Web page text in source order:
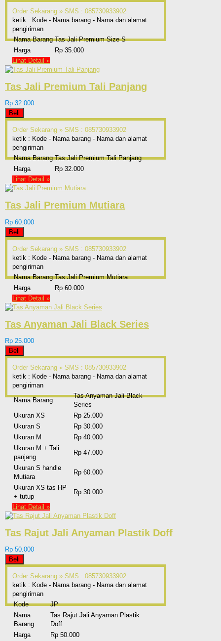
Order Sekarang » SMS : 085730933902
ketik : Kode - Nama barang - Nama dan alamat
pengiriman
Nama Barang Tas Jali Premium Size S
Harga
Rp 35.000
Lihat Detail »
Tas Jali Premium Tali Panjang
Rp 32.000
Beli
Order Sekarang » SMS : 085730933902
ketik : Kode - Nama barang - Nama dan alamat
pengiriman
Nama Barang Tas Jali Premium Tali Panjang
Harga
Rp 32.000
Lihat Detail »
Tas Jali Premium Mutiara
Rp 60.000
Beli
Order Sekarang » SMS : 085730933902
ketik : Kode - Nama barang - Nama dan alamat
pengiriman
Nama Barang Tas Jali Premium Mutiara
Harga
Rp 60.000
Lihat Detail »
Tas Anyaman Jali Black Series
Rp 25.000
Beli
Order Sekarang » SMS : 085730933902
ketik : Kode - Nama barang - Nama dan alamat
pengiriman
Nama Barang
Tas Anyaman Jali Black
Series
Ukuran XS
Rp 25.000
Ukuran S
Rp 30.000
Ukuran M
Rp 40.000
Ukuran M + Tali
panjang
Rp 47.000
Ukuran S handle
Mutiara
Rp 60.000
Ukuran XS tas HP
+ tutup
Rp 30.000
Lihat Detail »
Tas Rajut Jali Anyaman Plastik Doff
Rp 50.000
Beli
Order Sekarang » SMS : 085730933902
ketik : Kode - Nama barang - Nama dan alamat
pengiriman
Kode
JP
Nama
Barang
Tas Rajut Jali Anyaman Plastik
Doff
Harga
Rp 50.000